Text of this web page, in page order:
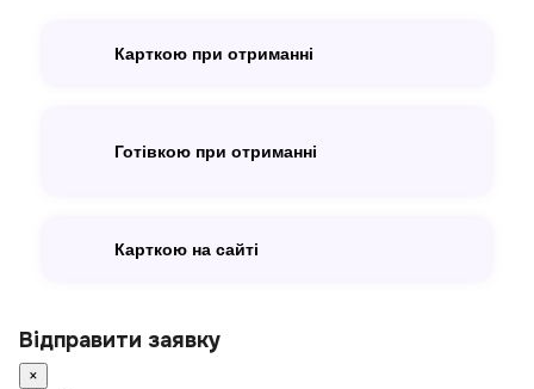
Карткою при отриманні
Готівкою при отриманні
Карткою на сайті
Відправити заявку
×